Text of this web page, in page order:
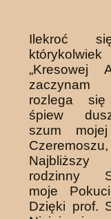
Ilekroć
„Kresowej
rozlega
śpiew
szum
rodzinny
moje
Dzięki prof.